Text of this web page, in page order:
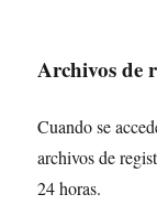
Archivos de
Cuando se
archivos de
24 horas.